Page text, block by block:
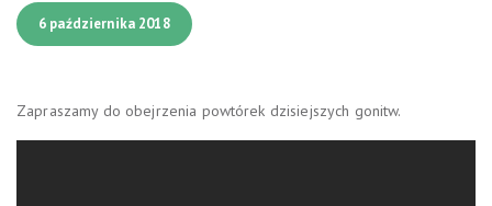
6 października 2018
Zapraszamy do obejrzenia powtórek dzisiejszych gonitw.